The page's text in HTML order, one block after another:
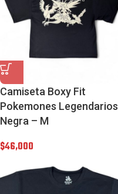
Camiseta Boxy Fit
Pokemones Legendarios
Negra – M
$46,000